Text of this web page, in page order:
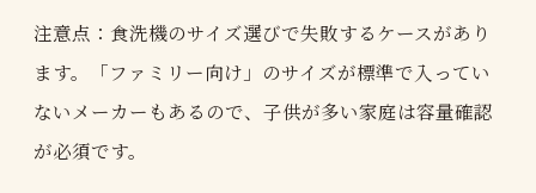
注意点：食洗機のサイズ選びで失敗するケースがあり
ます。「ファミリー向け」のサイズが標準で入ってい
ないメーカーもあるので、子供が多い家庭は容量確認
が必須です。